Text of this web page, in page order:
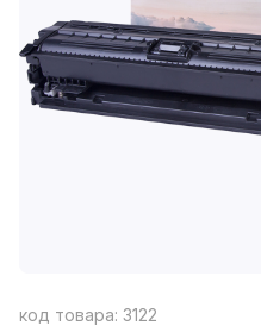
код товара: 3122